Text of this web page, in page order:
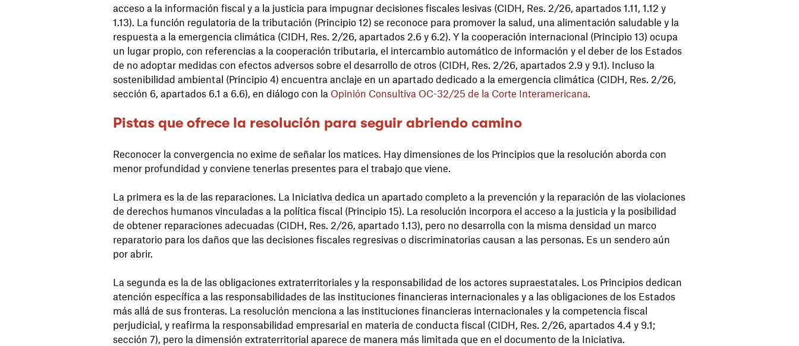
acceso a la información fiscal y a la justicia para impugnar decisiones fiscales lesivas (CIDH, Res. 2/26, apartados 1.11, 1.12 y
1.13). La función regulatoria de la tributación (Principio 12) se reconoce para promover la salud, una alimentación saludable y la
respuesta a la emergencia climática (CIDH, Res. 2/26, apartados 2.6 y 6.2). Y la cooperación internacional (Principio 13) ocupa
un lugar propio, con referencias a la cooperación tributaria, el intercambio automático de información y el deber de los Estados
de no adoptar medidas con efectos adversos sobre el desarrollo de otros (CIDH, Res. 2/26, apartados 2.9 y 9.1). Incluso la
sostenibilidad ambiental (Principio 4) encuentra anclaje en un apartado dedicado a la emergencia climática (CIDH, Res. 2/26,
sección 6, apartados 6.1 a 6.6), en diálogo con la Opinión Consultiva OC-32/25 de la Corte Interamericana
Pistas que ofrece la resolución para seguir abriendo camino
Reconocer la convergencia no exime de señalar los matices. Hay dimensiones de los Principios que la resolución aborda con
menor profundidad y conviene tenerlas presentes para el trabajo que viene.
La primera es la de las reparaciones. La Iniciativa dedica un apartado completo a la prevención y la reparación de las violaciones
de derechos humanos vinculadas a la política fiscal (Principio 15). La resolución incorpora el acceso a la justicia y la posibilidad
de obtener reparaciones adecuadas (CIDH, Res. 2/26, apartado 1.13), pero no desarrolla con la misma densidad un marco
reparatorio para los daños que las decisiones fiscales regresivas o discriminatorias causan a las personas. Es un sendero aún
por abrir.
La segunda es la de las obligaciones extraterritoriales y la responsabilidad de los actores supraestatales. Los Principios dedican
atención específica a las responsabilidades de las instituciones financieras internacionales y a las obligaciones de los Estados
más allá de sus fronteras. La resolución menciona a las instituciones financieras internacionales y la competencia fiscal
perjudicial, y reafirma la responsabilidad empresarial en materia de conducta fiscal (CIDH, Res. 2/26, apartados 4.4 y 9.1;
sección 7), pero la dimensión extraterritorial aparece de manera más limitada que en el documento de la Iniciativa.